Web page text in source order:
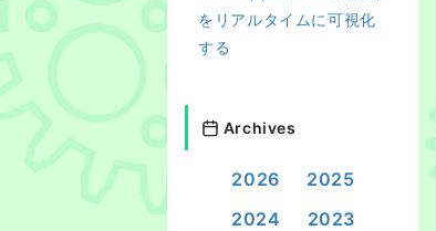
をリアルタイムに可視化
する
Archives
2026
2025
2024
2023